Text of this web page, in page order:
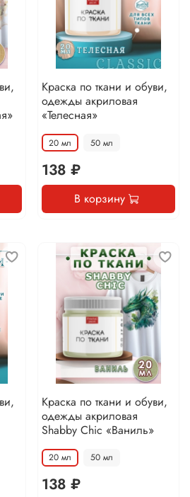
Краска по ткани и обуви,
одежды акриловая
«Телесная»
20 мл 50 мл
138 ₽
В корзину
Краска по ткани и обуви,
одежды акриловая
Shabby Chic «Ваниль»
20 мл 50 мл
138 ₽